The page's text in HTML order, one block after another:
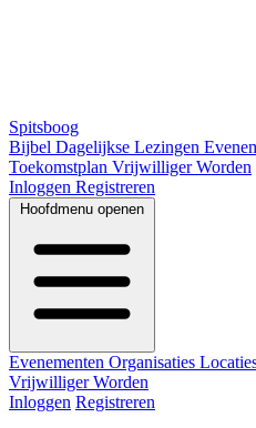
Spitsboog
Bijbel Dagelijkse Lezingen
Toekomstplan Vrijwilliger Worden
Inloggen Registreren
Hoofdmenu openen
Evenementen Organisaties
Vrijwilliger Worden
Inloggen Registreren